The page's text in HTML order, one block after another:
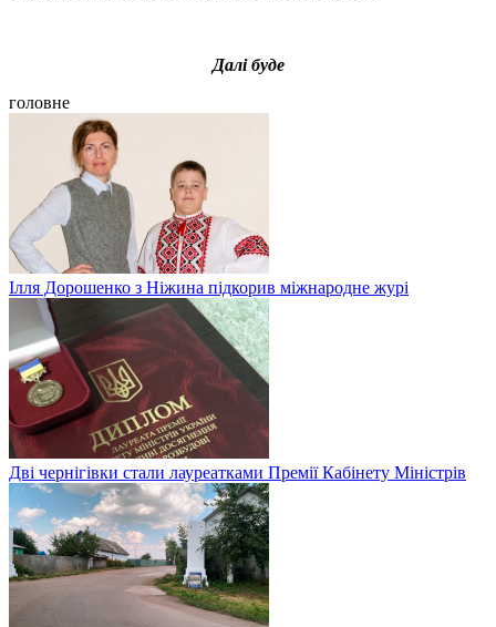
Далі буде
головне
Ілля Дорошенко з Ніжина підкорив міжнародне журі
Дві чернігівки стали лауреатками Премії Кабінету Міністрів